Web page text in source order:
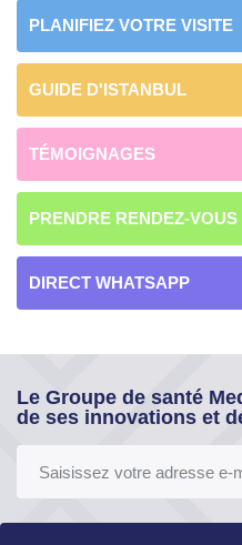
PLANIFIEZ VOTRE VISITE
GUIDE D'ISTANBUL
TÉMOIGNAGES
PRENDRE RENDEZ-VOUS
DIRECT WHATSAPP
Le Groupe de santé
de ses innovations et